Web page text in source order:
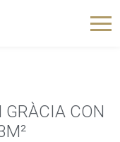
GRÀCIA CON